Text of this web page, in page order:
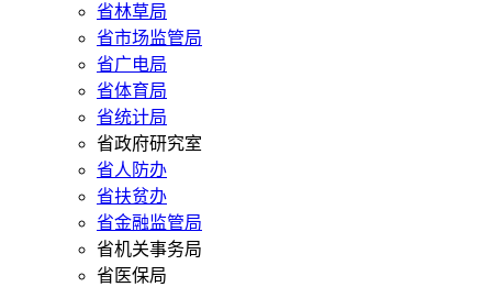
省林草局
省市场监管局
省广电局
省体育局
省统计局
省政府研究室
省人防办
省扶贫办
省金融监管局
省机关事务局
省医保局